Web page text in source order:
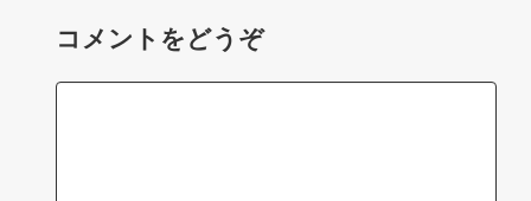
コメントをどうぞ